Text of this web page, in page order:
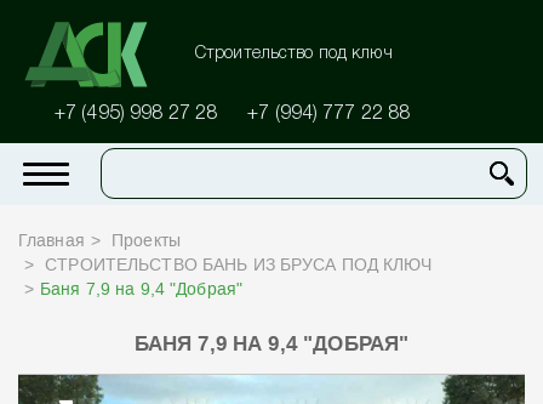
Строительство под ключ
+7 (495) 998 27 28 +7 (994) 777 22 88
Главная
Проекты
СТРОИТЕЛЬСТВО БАНЬ ИЗ БРУСА ПОД КЛЮЧ
Баня 7,9 на 9,4 "Добрая"
БАНЯ 7,9 НА 9,4 "ДОБРАЯ"